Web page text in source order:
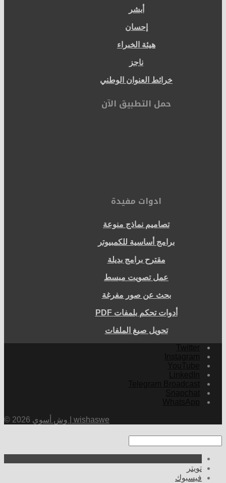
أبشر
إحسان
هيئة الخبراء
ناجز
خرائط العنوان الوطني
حمل التطبيق الآن
ادوات مفيدة
تصاميم نماذج منوعة
برامج أساسية للكمبيوتر
مقترح برامج بديلة
عمل تصويت مبسط
بحث عن صور مفرغة
أدوات تحكم بلمفات PDF
تحويل صيغ الملفات
© 2026 وش أسوي | wishaswe
تويتر
فيسبوك